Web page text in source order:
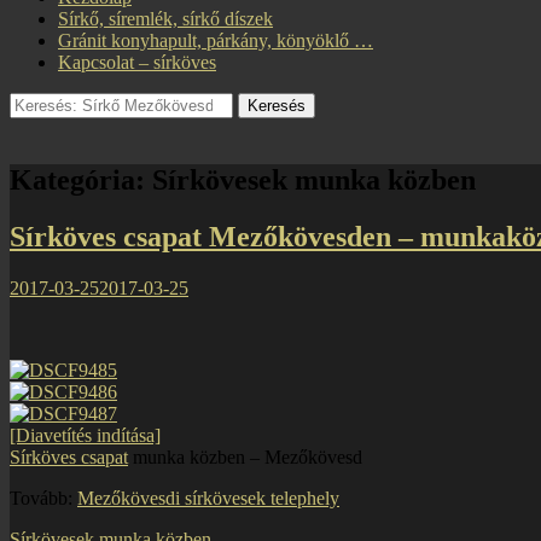
menü
tartalomhoz
Sírkő, síremlék, sírkő díszek
Gránit konyhapult, párkány, könyöklő …
Kapcsolat – sírköves
Search
Keresés:
Kategória: Sírkövesek munka közben
Sírköves csapat Mezőkövesden –
Közzétéve
2017-03-252017-03-25
[Diavetítés indítása]
Sírköves csapat munka közben – Mezőkövesd
Tovább: Mezőkövesdi sírkövesek telephely